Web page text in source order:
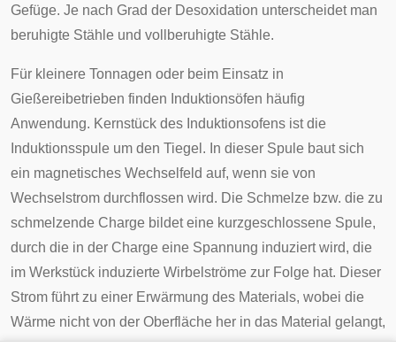
Gefüge. Je nach Grad der Desoxidation unterscheidet man
beruhigte Stähle und vollberuhigte Stähle.
Für kleinere Tonnagen oder beim Einsatz in
Gießereibetrieben finden Induktionsöfen häufig
Anwendung. Kernstück des Induktionsofens ist die
Induktionsspule um den Tiegel. In dieser Spule baut sich
ein magnetisches Wechselfeld auf, wenn sie von
Wechselstrom durchflossen wird. Die Schmelze bzw. die zu
schmelzende Charge bildet eine kurzgeschlossene Spule,
durch die in der Charge eine Spannung induziert wird, die
im Werkstück induzierte Wirbelströme zur Folge hat. Dieser
Strom führt zu einer Erwärmung des Materials, wobei die
Wärme nicht von der Oberfläche her in das Material gelangt,
sondern in diesem selbst entsteht. Die Stromeindringtiefe ist